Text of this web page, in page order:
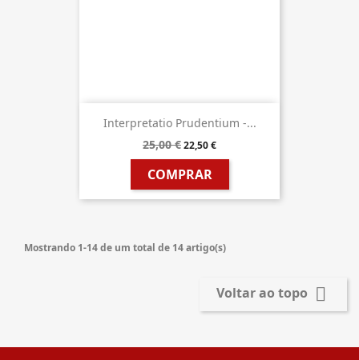
Interpretatio Prudentium -...
25,00 €22,50 €
COMPRAR
Mostrando 1-14 de um total de 14 artigo(s)
Voltar ao topo 